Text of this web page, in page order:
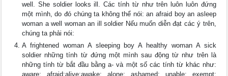
well. She soldier looks ill. Các tính từ như trên luôn luôn đứng
một mình, do đó chúng ta không thể nói: an afraid boy an asleep
woman a well woman an ill soldier Nếu muốn diễn đạt các ý trên,
chúng ta phải nói:
A frightened woman A sleeping boy A healthy woman A sick
soldier những tính từ đứng một mình sau động từ như trên là
những tính từ bắt đầu bằng a- và một số các tính từ khác như:
aware; afraid;alive;awake; alone; ashamed; unable; exempt;